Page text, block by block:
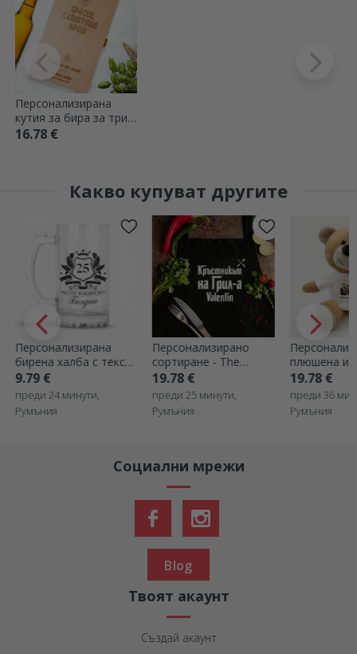
Персонализирана
кутия за бира за три
бутилки - Специална
16.78 €
Какво купуват другите
Персонализирана
бирена халба с текст
- Royalty
9.79 €
преди 24 минути,
Румъния
Персонализирано
сортиране - The
Grillfather
19.78 €
преди 25 минути,
Румъния
плюшена
две снимки
19.78 €
преди 36
Румъния
Социални мрежи
Blog
Твоят акаунт
Създай акаунт